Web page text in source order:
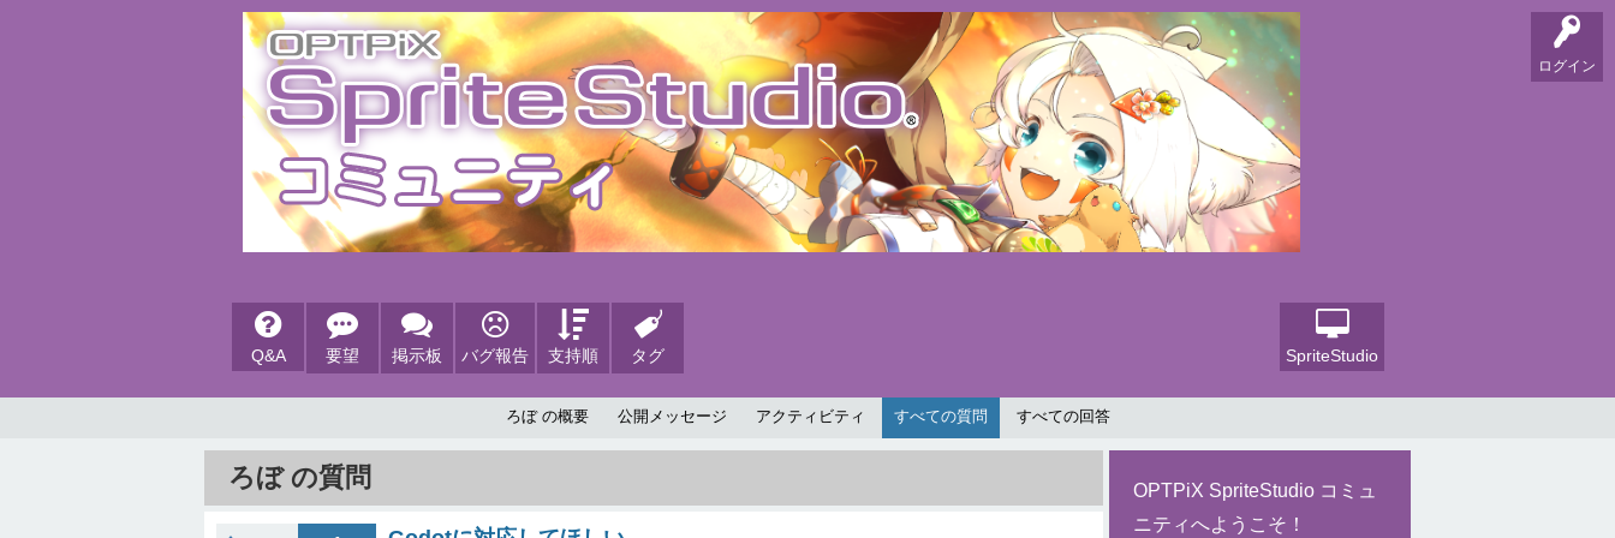
ログイン
Q&A 要望 掲示板 バグ報告 支持順 タグ SpriteStudio
ろぼ の概要 公開メッセージ アクティビティ すべての質問 すべての回答
ろぼ の質問
OPTPiX SpriteStudio コミュ
ニティへようこそ！